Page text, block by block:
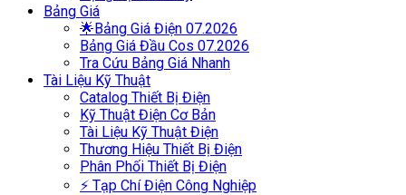
Bảng Giá
🌟Bảng Giá Điện 07.2026
Bảng Giá Đầu Cos 07.2026
Tra Cứu Bảng Giá Nhanh
Tài Liệu Kỹ Thuật
Catalog Thiết Bị Điện
Kỹ Thuật Điện Cơ Bản
Tài Liệu Kỹ Thuật Điện
Thương Hiệu Thiết Bị Điện
Phân Phối Thiết Bị Điện
⚡ Tạp Chí Điện Công Nghiệp